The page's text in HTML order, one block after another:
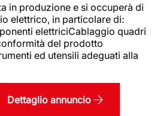
in produzione e si occuperà di
elettrico, in particolare di:
elettriciCablaggio quadri
del prodotto
ed utensili adeguati alla
Dettaglio annuncio